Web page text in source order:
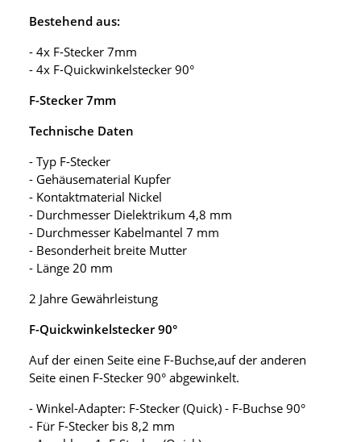
Bestehend aus:
- 4x F-Stecker 7mm
- 4x F-Quickwinkelstecker 90°
F-Stecker 7mm
Technische Daten
- Typ F-Stecker
- Gehäusematerial Kupfer
- Kontaktmaterial Nickel
- Durchmesser Dielektrikum 4,8 mm
- Durchmesser Kabelmantel 7 mm
- Besonderheit breite Mutter
- Länge 20 mm
2 Jahre Gewährleistung
F-Quickwinkelstecker 90°
Auf der einen Seite eine F-Buchse,auf der anderen
Seite einen F-Stecker 90° abgewinkelt.
- Winkel-Adapter: F-Stecker (Quick) - F-Buchse 90°
- Für F-Stecker bis 8,2 mm